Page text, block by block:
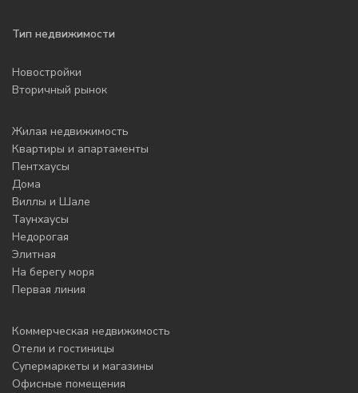
Тип недвижимости
Новостройки
Вторичный рынок
Жилая недвижимость
Квартиры и апартаменты
Пентхаусы
Дома
Виллы и Шале
Таунхаусы
Недорогая
Элитная
На берегу моря
Первая линия
Коммерческая недвижимость
Отели и гостиницы
Супермаркеты и магазины
Офисные помещения